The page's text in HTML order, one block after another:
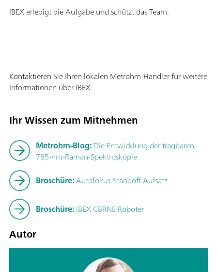
IBEX erledigt die Aufgabe und schützt das Team.
Kontaktieren Sie Ihren lokalen Metrohm-Händler für weitere
Informationen über IBEX.
Ihr Wissen zum Mitnehmen
Metrohm-Blog:Die Entwicklung der tragbaren
785-nm-Raman-Spektroskopie
Broschüre:Autofokus-Standoff-Aufsatz
Broschüre:IBEX CBRNE Roboter
Autor